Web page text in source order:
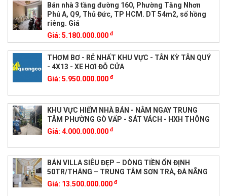
Bán nhà 3 tầng đường 160, Phường Tăng Nhơn
Phú A, Q9, Thủ Đức, TP HCM. DT 54m2, sổ hồng
riêng. Giá
Giá: 5.180.000.000 đ
THƠM BƠ - RẺ NHẤT KHU VỰC - TÂN KỲ TÂN QUÝ
- 4X13 - XE HƠI ĐỖ CỬA
Giá: 5.950.000.000 đ
KHU VỰC HIẾM NHÀ BÁN - NẰM NGAY TRUNG
TÂM PHƯỜNG GÒ VẤP - SÁT VÁCH - HXH THÔNG
Giá: 4.000.000.000 đ
BÁN VILLA SIÊU ĐẸP – DÒNG TIỀN ỔN ĐỊNH
50TR/THÁNG – TRUNG TÂM SƠN TRÀ, ĐÀ NẴNG
Giá: 13.500.000.000 đ